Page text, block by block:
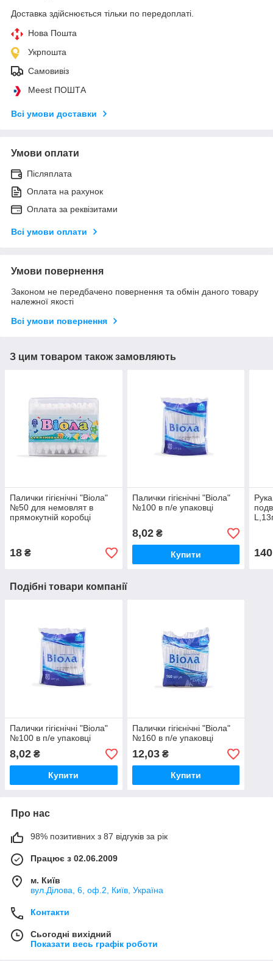
Доставка здійснюється тільки по передоплаті.
Нова Пошта
Укрпошта
Самовивіз
Meest ПОШТА
Всі умови доставки
Умови оплати
Післяплата
Оплата на рахунок
Оплата за реквізитами
Всі умови оплати
Умови повернення
Законом не передбачено повернення та обмін даного товару
належної якості
Всі умови повернення
З цим товаром також замовляють
Палички гігієнічні "Віола"
№50 для немовлят в
прямокутній коробці
18 ₴
Палички гігієнічні "Віола"
№100 в п/е упаковці
8,02₴
Купити 140
Подібні товари компанії
Палички гігієнічні "Віола"
№100 в п/е упаковці
8,02 ₴
Купити
Палички гігієнічні "Віола"
№160 в п/е упаковці
12,03₴
Купити
Про нас
98% позитивних з 87 відгуків за рік
Працює з 02.06.2009
м. Київ
вул.Ділова, 6, оф.2, Київ, Україна
Контакти
Сьогодні вихідний
Показати весь графік роботи